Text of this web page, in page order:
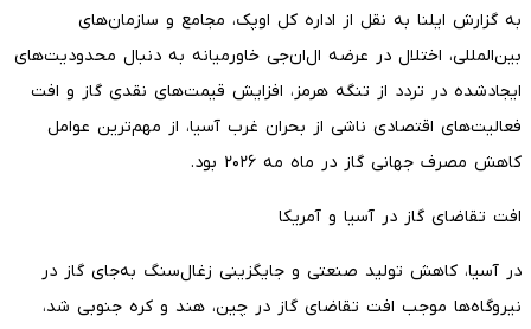
به گزارش ایلنا به نقل از اداره کل اوپک، مجامع و سازمان‌های
بین‌المللی، اختلال در عرضه ال‌ان‌جی خاورمیانه به دنبال محدودیت‌های
ایجادشده در تردد از تنگه هرمز، افزایش قیمت‌های نقدی گاز و افت
فعالیت‌های اقتصادی ناشی از بحران غرب آسیا، از مهم‌ترین عوامل
کاهش مصرف جهانی گاز در ماه مه ۲۰۲۶ بود.
افت تقاضای گاز در آسیا و آمریکا
در آسیا، کاهش تولید صنعتی و جایگزینی زغال‌سنگ به‌جای گاز در
نیروگاه‌ها موجب افت تقاضای گاز در چین، هند و کره جنوبی شد،